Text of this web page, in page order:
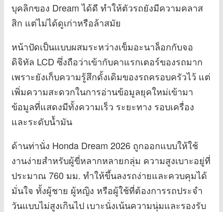
บุคลิกของ Dream ได้ดี ทำให้ตัวรถยังมีความคลาส
สิก แต่ไม่ได้ดูเก่าหรือล้าสมัย
หน้าปัดเป็นแบบผสมระหว่างเข็มอะนาล็อกกับจอ
ดิจิทัล LCD ซึ่งถือว่าเข้ากับคาแรกเตอร์ของรถมาก
เพราะยังเก็บความรู้สึกดั้งเดิมของรถครอบครัวไว้ แต่
เพิ่มความสะดวกในการอ่านข้อมูลยุคใหม่เข้ามา
ข้อมูลที่แสดงมีทั้งความเร็ว ระยะทาง รอบเครื่อง
และระดับน้ำมัน
ด้านท่านั่ง Honda Dream 2026 ถูกออกแบบให้ใช้
งานง่ายสำหรับผู้ขี่หลากหลายกลุ่ม ความสูงเบาะอยู่ที่
ประมาณ 760 มม. ทำให้ขึ้นลงรถง่ายและควบคุมได้
มั่นใจ ทั้งผู้ชาย ผู้หญิง หรือผู้ใช้ที่ต้องการรถประจำ
วันแบบไม่สูงเกินไป เบาะนั่งเน้นความนุ่มและรองรับ